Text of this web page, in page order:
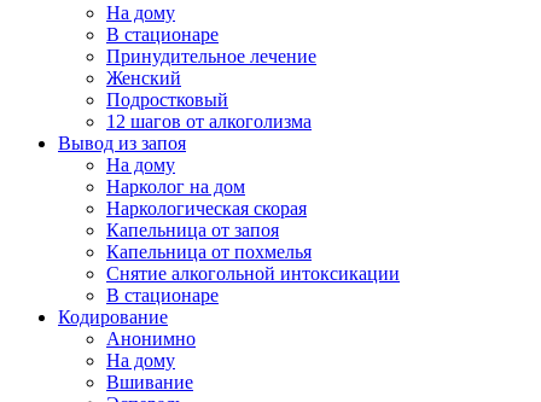
На дому
В стационаре
Принудительное лечение
Женский
Подростковый
12 шагов от алкоголизма
Вывод из запоя
На дому
Нарколог на дом
Наркологическая скорая
Капельница от запоя
Капельница от похмелья
Снятие алкогольной интоксикации
В стационаре
Кодирование
Анонимно
На дому
Вшивание